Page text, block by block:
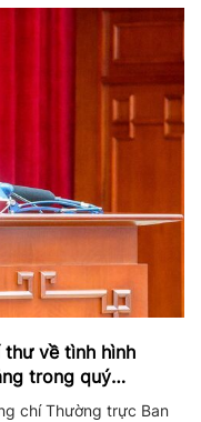
thư về tình hình
trong quý
chí Thường trực Ban